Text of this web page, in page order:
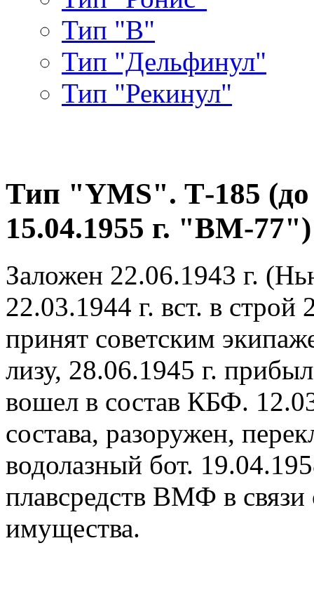
Тип "В"
Тип "Дельфинул"
Тип "Рекинул"
Тип "YMS". Т-185 (до
15.04.1955 г. "ВМ-77")
Заложен 22.06.1943 г.
22.03.1944 г. вст. в строй
принят советским
лизу, 28.06.1945 г.
вошел в состав КБФ.
состава, разоружен,
водолазный бот.
плавсредств ВМФ в связи
имущества.